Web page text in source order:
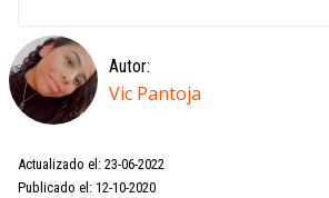
Autor:
Vic Pantoja
Actualizado el: 23-06-2022
Publicado el: 12-10-2020